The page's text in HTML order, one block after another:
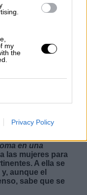
my
the
Privacy Policy
que
y deja
este martes que
con su
un mensaje
durante una
"lo más duro que
en una
las mujeres para
A ella se
aunque el
sabe que se